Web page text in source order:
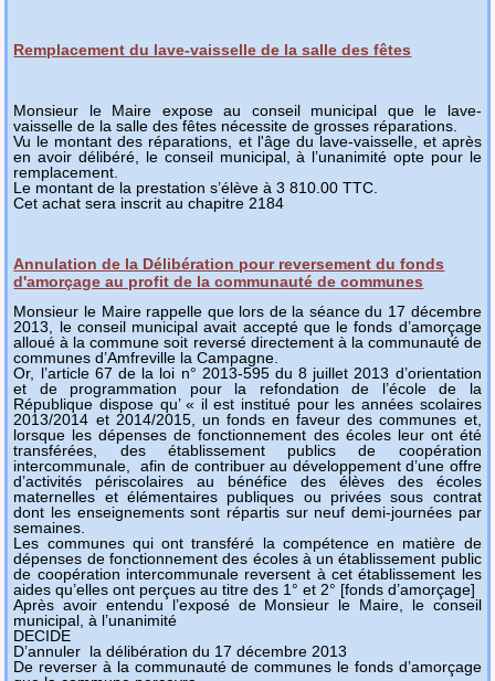
Remplacement du lave-vaisselle de la salle des fêtes
Monsieur le Maire expose au conseil municipal que le lave-
vaisselle de la salle des fêtes nécessite de grosses réparations.
Vu le montant des réparations, et l'âge du lave-vaisselle, et après
en avoir délibéré, le conseil municipal, à l’unanimité opte pour le
remplacement.
Le montant de la prestation s’élève à 3 810.00 TTC.
Cet achat sera inscrit au chapitre 2184
Annulation de la Délibération pour reversement du fonds
d'amorçage au profit de la communauté de communes
Monsieur le Maire rappelle que lors de la séance du 17 décembre
2013, le conseil municipal avait accepté que le fonds d’amorçage
alloué à la commune soit reversé directement à la communauté de
communes d’Amfreville la Campagne.
Or, l’article 67 de la loi n° 2013-595 du 8 juillet 2013 d’orientation
et de programmation pour la refondation de l’école de la
République dispose qu’ « il est institué pour les années scolaires
2013/2014 et 2014/2015, un fonds en faveur des communes et,
lorsque les dépenses de fonctionnement des écoles leur ont été
transférées, des établissement publics de coopération
intercommunale, afin de contribuer au développement d’une offre
d’activités périscolaires au bénéfice des élèves des écoles
maternelles et élémentaires publiques ou privées sous contrat
dont les enseignements sont répartis sur neuf demi-journées par
semaines.
Les communes qui ont transféré la compétence en matière de
dépenses de fonctionnement des écoles à un établissement public
de coopération intercommunale reversent à cet établissement les
aides qu’elles ont perçues au titre des 1° et 2° [fonds d’amorçage]
Après avoir entendu l’exposé de Monsieur le Maire, le conseil
municipal, à l’unanimité
DECIDE
D’annuler la délibération du 17 décembre 2013
De reverser à la communauté de communes le fonds d’amorçage